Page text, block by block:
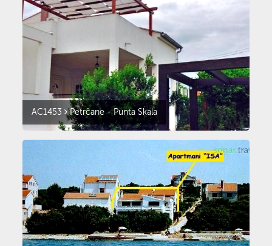
AC1453 Petrčane - Punta Skala